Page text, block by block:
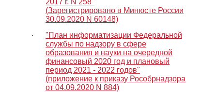
2017 г. N 258"
(Зарегистрировано в Минюсте России
30.09.2020 N 60148)
∙
"План информатизации Федеральной
службы по надзору в сфере
образования и науки на очередной
финансовый 2020 год и плановый
период 2021 - 2022 годов"
(приложение к приказу Рособрнадзора
от 04.09.2020 N 884)